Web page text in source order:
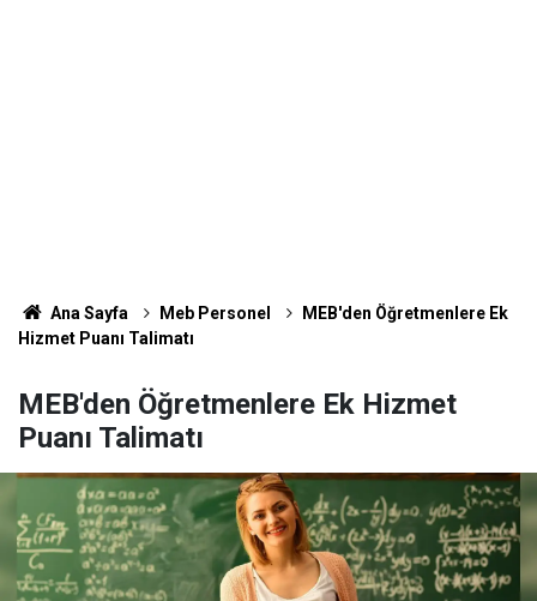
Ana Sayfa Meb Personel
MEB'den Öğretmenlere Ek
Hizmet Puanı Talimatı
MEB'den Öğretmenlere Ek Hizmet
Puanı Talimatı